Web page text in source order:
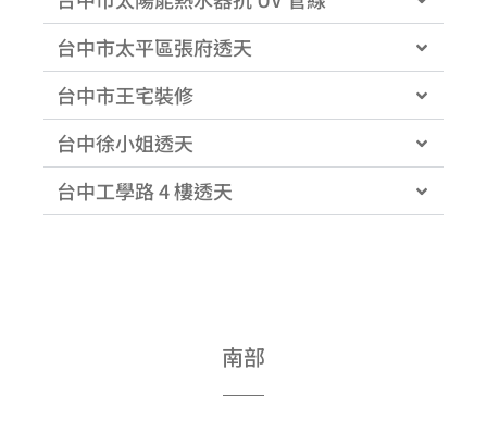
台中市太平區張府透天
台中市王宅裝修
台中徐小姐透天
台中工學路 4 樓透天
南部